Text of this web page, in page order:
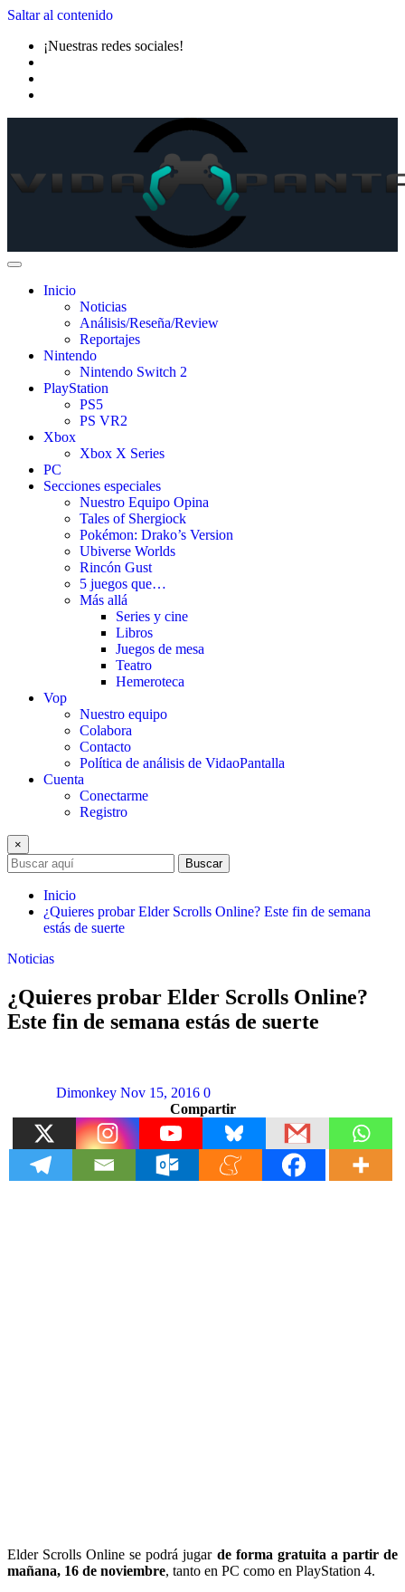
Saltar al contenido
¡Nuestras redes sociales!
Inicio
Noticias
Análisis/Reseña/Review
Reportajes
Nintendo
Nintendo Switch 2
PlayStation
PS5
PS VR2
Xbox
Xbox X Series
PC
Secciones especiales
Nuestro Equipo Opina
Tales of Shergiock
Pokémon: Drako’s Version
Ubiverse Worlds
Rincón Gust
5 juegos que…
Más allá
Series y cine
Libros
Juegos de mesa
Teatro
Hemeroteca
Vop
Nuestro equipo
Colabora
Contacto
Política de análisis de VidaoPantalla
Cuenta
Conectarme
Registro
×
Buscar
Inicio
¿Quieres probar Elder Scrolls Online? Este fin de semana
estás de suerte
Noticias
¿Quieres probar Elder Scrolls Online?
Este fin de semana estás de suerte
Dimonkey Nov 15, 2016 0
Compartir
Elder Scrolls Online se podrá jugar de forma gratuita a partir de
mañana, 16 de noviembre, tanto en PC como en PlayStation 4.